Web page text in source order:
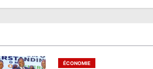
ÉCONOMIE